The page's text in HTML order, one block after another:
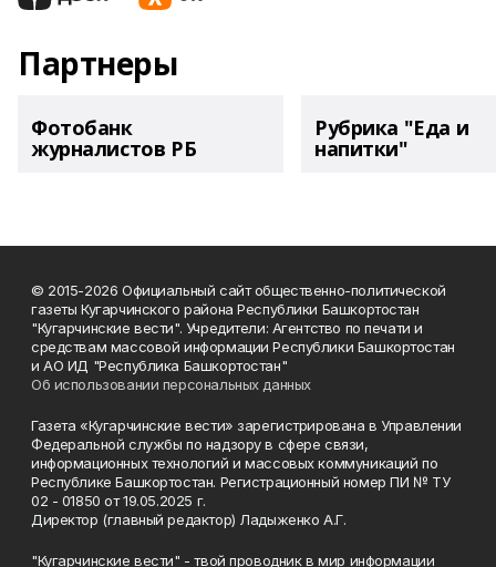
Партнеры
Фотобанк
журналистов РБ
Рубрика "Еда и
напитки"
© 2015-2026 Официальный сайт общественно-политической
газеты Кугарчинского района Республики Башкортостан
"Кугарчинские вести". Учредители: Агентство по печати и
средствам массовой информации Республики Башкортостан
и АО ИД "Республика Башкортостан"
Об использовании персональных данных
Газета «Кугарчинские вести» зарегистрирована в Управлении
Федеральной службы по надзору в сфере связи,
информационных технологий и массовых коммуникаций по
Республике Башкортостан. Регистрационный номер ПИ № ТУ
02 - 01850 от 19.05.2025 г.
Директор (главный редактор) Ладыженко А.Г.
"Кугарчинские вести" - твой проводник в мир информации